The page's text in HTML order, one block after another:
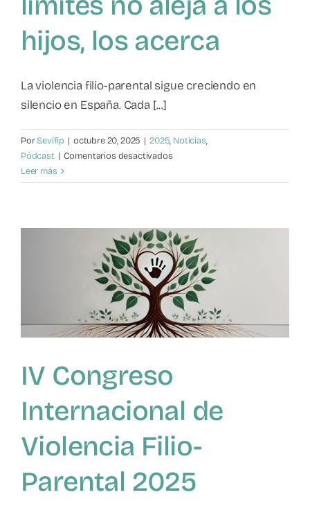
hijos, los acerca
La violencia filio-parental sigue creciendo en
silencio en España. Cada [...]
PorSevifip | octubre 20, 2025 | 2025, Noticias,
Pódcast | Comentarios desactivadosen
filio-
límites
no
aleja
a
los
hijos,
los
acerca
Leer más
IV Congreso
Internacional de
Violencia Filio-
Parental 2025